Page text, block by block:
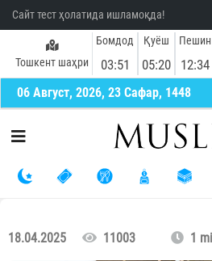
Сайт тест ҳолатида ишламоқда!
Тошкент шаҳри
Бомдод
03:51
Қуёш
05:20
Пешин
12:34
06 Август, 2026, 23 Сафар, 1448
18.04.2025 11003 1